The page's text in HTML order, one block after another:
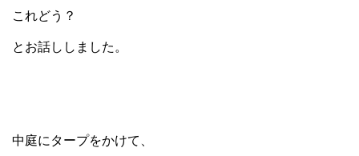
これどう？
とお話ししました。
中庭にタープをかけて、